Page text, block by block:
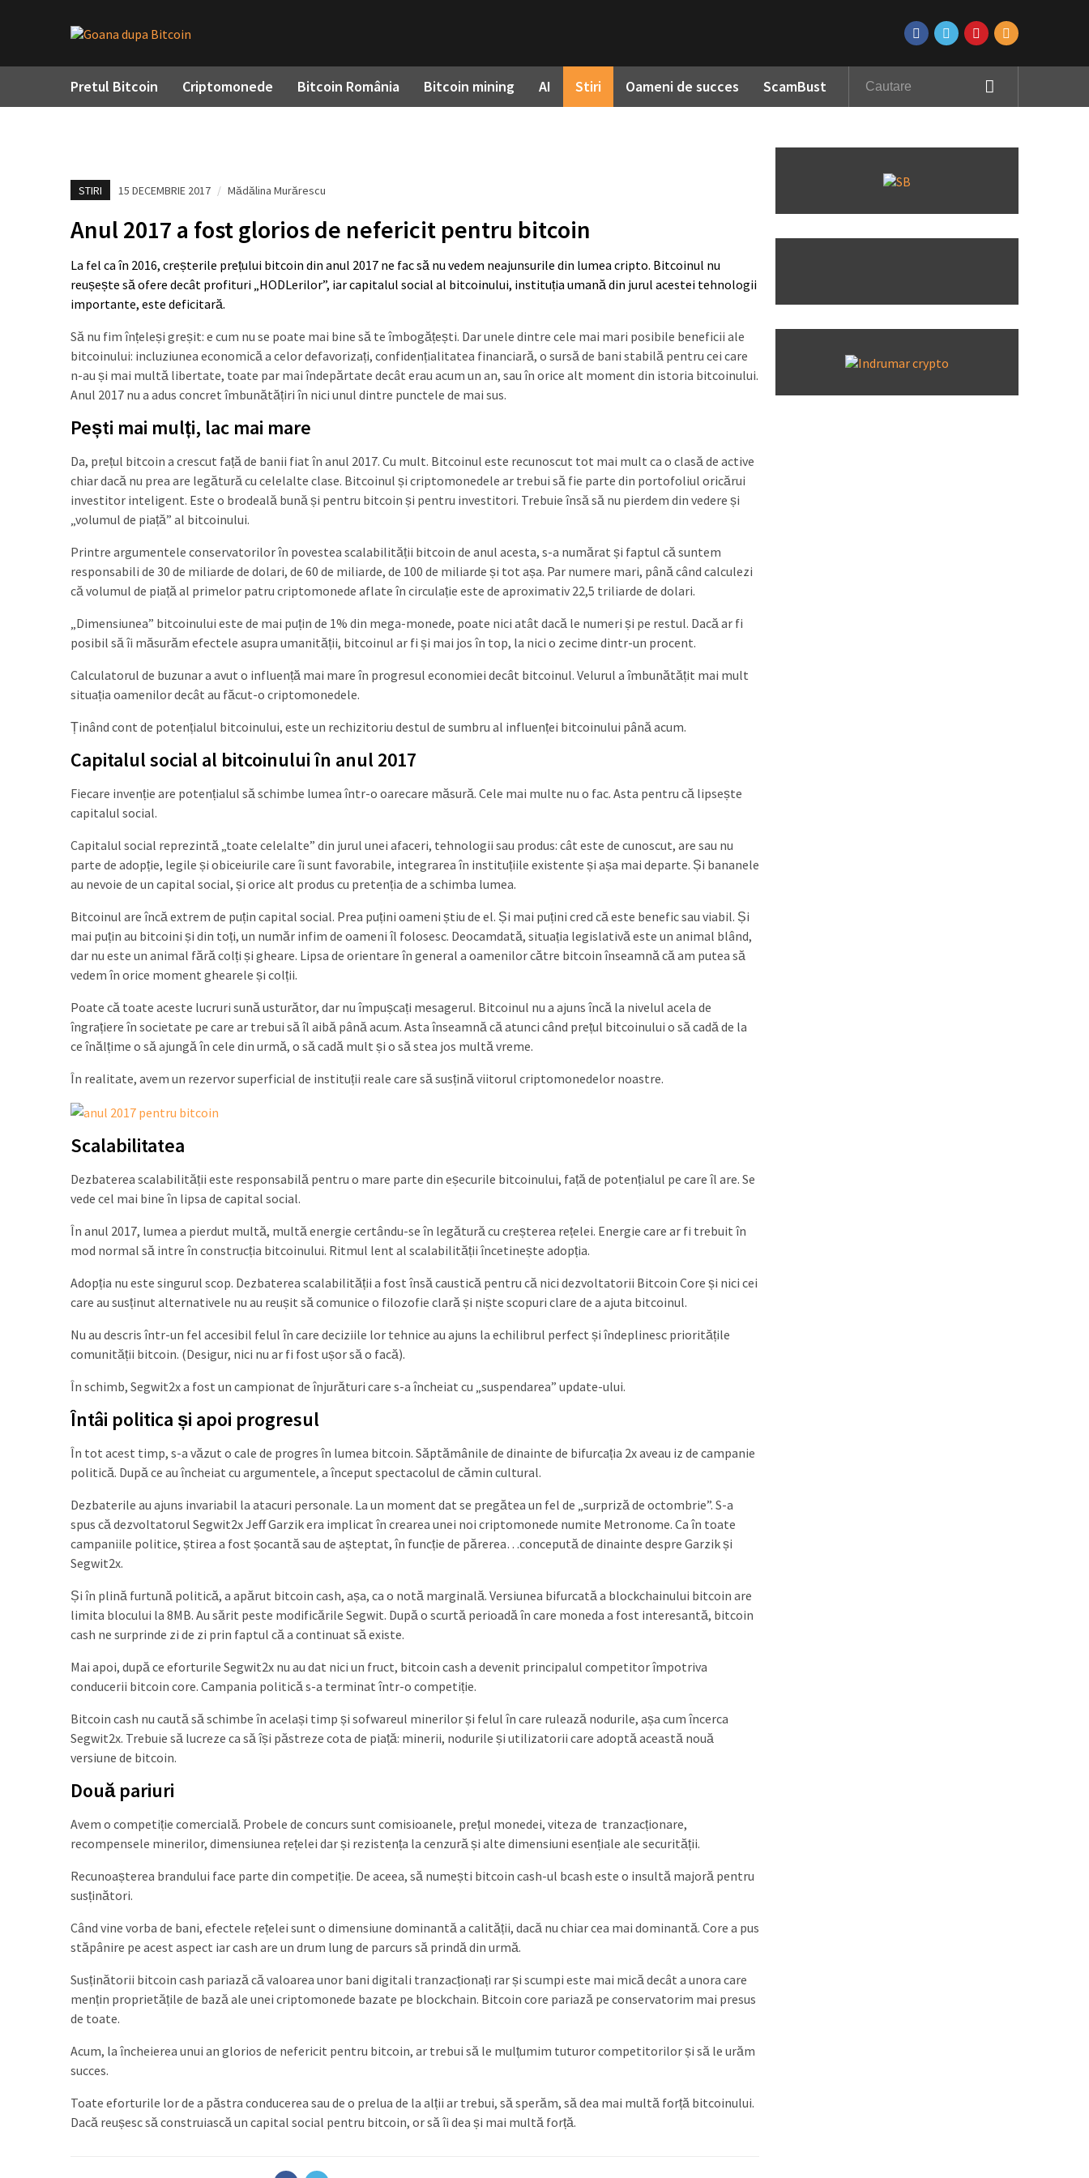
Pretul Bitcoin Criptomonede Bitcoin România Bitcoin mining AI Stiri Oameni de succes ScamBust
STIRI 15 DECEMBRIE 2017 / Mădălina Murărescu
Anul 2017 a fost glorios de nefericit pentru bitcoin
La fel ca în 2016, creșterile prețului bitcoin din anul 2017 ne fac să nu vedem neajunsurile din lumea cripto. Bitcoinul nu
reușește să ofere decât profituri „HODLerilor”, iar capitalul social al bitcoinului, instituția umană din jurul acestei tehnologii
importante, este deficitară.
Să nu fim înțeleși greșit: e cum nu se poate mai bine să te îmbogățești. Dar unele dintre cele mai mari posibile beneficii ale
bitcoinului: incluziunea economică a celor defavorizați, confidențialitatea financiară, o sursă de bani stabilă pentru cei care
n-au și mai multă libertate, toate par mai îndepărtate decât erau acum un an, sau în orice alt moment din istoria bitcoinului.
Anul 2017 nu a adus concret îmbunătățiri în nici unul dintre punctele de mai sus.
Pești mai mulți, lac mai mare
Da, prețul bitcoin a crescut față de banii fiat în anul 2017. Cu mult. Bitcoinul este recunoscut tot mai mult ca o clasă de active
chiar dacă nu prea are legătură cu celelalte clase. Bitcoinul și criptomonedele ar trebui să fie parte din portofoliul oricărui
investitor inteligent. Este o brodeală bună și pentru bitcoin și pentru investitori. Trebuie însă să nu pierdem din vedere și
„volumul de piață” al bitcoinului.
Printre argumentele conservatorilor în povestea scalabilității bitcoin de anul acesta, s-a numărat și faptul că suntem
responsabili de 30 de miliarde de dolari, de 60 de miliarde, de 100 de miliarde și tot așa. Par numere mari, până când calculezi
că volumul de piață al primelor patru criptomonede aflate în circulație este de aproximativ 22,5 triliarde de dolari.
„Dimensiunea” bitcoinului este de mai puțin de 1% din mega-monede, poate nici atât dacă le numeri și pe restul. Dacă ar fi
posibil să îi măsurăm efectele asupra umanității, bitcoinul ar fi și mai jos în top, la nici o zecime dintr-un procent.
Calculatorul de buzunar a avut o influență mai mare în progresul economiei decât bitcoinul. Velurul a îmbunătățit mai mult
situația oamenilor decât au făcut-o criptomonedele.
Ținând cont de potențialul bitcoinului, este un rechizitoriu destul de sumbru al influenței bitcoinului până acum.
Capitalul social al bitcoinului în anul 2017
Fiecare invenție are potențialul să schimbe lumea într-o oarecare măsură. Cele mai multe nu o fac. Asta pentru că lipsește
capitalul social.
Capitalul social reprezintă „toate celelalte” din jurul unei afaceri, tehnologii sau produs: cât este de cunoscut, are sau nu
parte de adopție, legile și obiceiurile care îi sunt favorabile, integrarea în instituțiile existente și așa mai departe. Și bananele
au nevoie de un capital social, și orice alt produs cu pretenția de a schimba lumea.
Bitcoinul are încă extrem de puțin capital social. Prea puțini oameni știu de el. Și mai puțini cred că este benefic sau viabil. Și
mai puțin au bitcoini și din toți, un număr infim de oameni îl folosesc. Deocamdată, situația legislativă este un animal blând,
dar nu este un animal fără colți și gheare. Lipsa de orientare în general a oamenilor către bitcoin înseamnă că am putea să
vedem în orice moment ghearele și colții.
Poate că toate aceste lucruri sună usturător, dar nu împușcați mesagerul. Bitcoinul nu a ajuns încă la nivelul acela de
îngrațiere în societate pe care ar trebui să îl aibă până acum. Asta înseamnă că atunci când prețul bitcoinului o să cadă de la
ce înălțime o să ajungă în cele din urmă, o să cadă mult și o să stea jos multă vreme.
În realitate, avem un rezervor superficial de instituții reale care să susțină viitorul criptomonedelor noastre.
Scalabilitatea
Dezbaterea scalabilității este responsabilă pentru o mare parte din eșecurile bitcoinului, față de potențialul pe care îl are. Se
vede cel mai bine în lipsa de capital social.
În anul 2017, lumea a pierdut multă, multă energie certându-se în legătură cu creșterea rețelei. Energie care ar fi trebuit în
mod normal să intre în construcția bitcoinului. Ritmul lent al scalabilității încetinește adopția.
Adopția nu este singurul scop. Dezbaterea scalabilității a fost însă caustică pentru că nici dezvoltatorii Bitcoin Core și nici cei
care au susținut alternativele nu au reușit să comunice o filozofie clară și niște scopuri clare de a ajuta bitcoinul.
Nu au descris într-un fel accesibil felul în care deciziile lor tehnice au ajuns la echilibrul perfect și îndeplinesc prioritățile
comunității bitcoin. (Desigur, nici nu ar fi fost ușor să o facă).
În schimb, Segwit2x a fost un campionat de înjurături care s-a încheiat cu „suspendarea” update-ului.
Întâi politica și apoi progresul
În tot acest timp, s-a văzut o cale de progres în lumea bitcoin. Săptămânile de dinainte de bifurcația 2x aveau iz de campanie
politică. După ce au încheiat cu argumentele, a început spectacolul de cămin cultural.
Dezbaterile au ajuns invariabil la atacuri personale. La un moment dat se pregătea un fel de „surpriză de octombrie”. S-a
spus că dezvoltatorul Segwit2x Jeff Garzik era implicat în crearea unei noi criptomonede numite Metronome. Ca în toate
campaniile politice, știrea a fost șocantă sau de așteptat, în funcție de părerea…concepută de dinainte despre Garzik și
Segwit2x.
Și în plină furtună politică, a apărut bitcoin cash, așa, ca o notă marginală. Versiunea bifurcată a blockchainului bitcoin are
limita blocului la 8MB. Au sărit peste modificările Segwit. După o scurtă perioadă în care moneda a fost interesantă, bitcoin
cash ne surprinde zi de zi prin faptul că a continuat să existe.
Mai apoi, după ce eforturile Segwit2x nu au dat nici un fruct, bitcoin cash a devenit principalul competitor împotriva
conducerii bitcoin core. Campania politică s-a terminat într-o competiție.
Bitcoin cash nu caută să schimbe în același timp și sofwareul minerilor și felul în care rulează nodurile, așa cum încerca
Segwit2x. Trebuie să lucreze ca să își păstreze cota de piață: minerii, nodurile și utilizatorii care adoptă această nouă
versiune de bitcoin.
Două pariuri
Avem o competiție comercială. Probele de concurs sunt comisioanele, prețul monedei, viteza de tranzacționare,
recompensele minerilor, dimensiunea rețelei dar și rezistența la cenzură și alte dimensiuni esențiale ale securității.
Recunoașterea brandului face parte din competiție. De aceea, să numești bitcoin cash-ul bcash este o insultă majoră pentru
susținători.
Când vine vorba de bani, efectele rețelei sunt o dimensiune dominantă a calității, dacă nu chiar cea mai dominantă. Core a pus
stăpânire pe acest aspect iar cash are un drum lung de parcurs să prindă din urmă.
Susținătorii bitcoin cash pariază că valoarea unor bani digitali tranzacționați rar și scumpi este mai mică decât a unora care
mențin proprietățile de bază ale unei criptomonede bazate pe blockchain. Bitcoin core pariază pe conservatorim mai presus
de toate.
Acum, la încheierea unui an glorios de nefericit pentru bitcoin, ar trebui să le mulțumim tuturor competitorilor și să le urăm
succes.
Toate eforturile lor de a păstra conducerea sau de o prelua de la alții ar trebui, să sperăm, să dea mai multă forță bitcoinului.
Dacă reușesc să construiască un capital social pentru bitcoin, or să îi dea și mai multă forță.